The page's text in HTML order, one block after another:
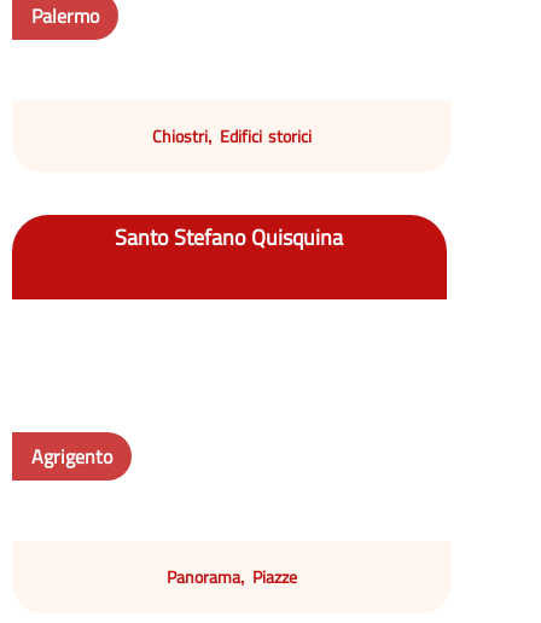
Palermo
Chiostri, Edifici storici
Santo Stefano Quisquina
Agrigento
Panorama, Piazze